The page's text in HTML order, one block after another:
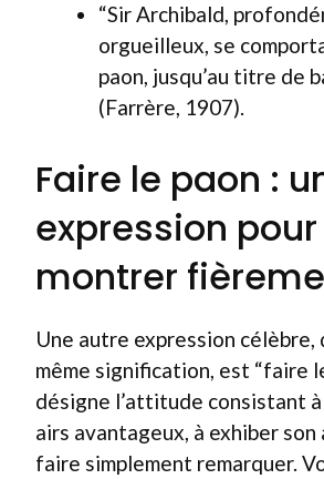
“Sir Archibald,
orgueilleux, se
paon, jusqu’au titre de
(Farrère, 1907).
Faire le paon :
expression
montrer
Une autre expression célèbre,
même signification, est “faire
désigne l’attitude consistant
airs avantageux, à exhiber son
faire simplement remarquer.